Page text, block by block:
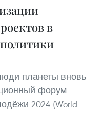
в
планеты вновь
форум –
2024 (World